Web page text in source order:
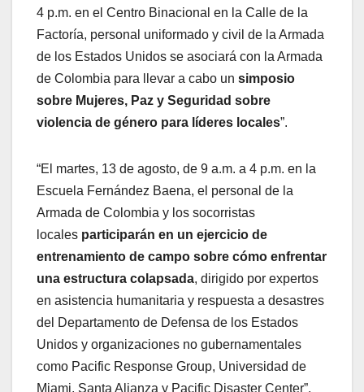
4 p.m. en el Centro Binacional en la Calle de la
Factoría, personal uniformado y civil de la Armada
de los Estados Unidos se asociará con la Armada
de Colombia para llevar a cabo un simposio
sobre Mujeres, Paz y Seguridad sobre
violencia de género para líderes locales”.
“El martes, 13 de agosto, de 9 a.m. a 4 p.m. en la
Escuela Fernández Baena, el personal de la
Armada de Colombia y los socorristas
locales participarán en un ejercicio de
entrenamiento de campo sobre cómo enfrentar
una estructura colapsada, dirigido por expertos
en asistencia humanitaria y respuesta a desastres
del Departamento de Defensa de los Estados
Unidos y organizaciones no gubernamentales
como Pacific Response Group, Universidad de
Miami, Santa Alianza y Pacific Disaster Center”,